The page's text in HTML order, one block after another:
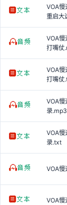
VOA慢
重启大
VOA慢
打嘴仗
VOA慢
打嘴仗
VOA慢
录.mp3
VOA慢
录.txt
VOA慢
VOA慢